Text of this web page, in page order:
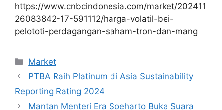
https://www.cnbcindonesia.com/market/202411
26083842-17-591112/harga-volatil-bei-
pelototi-perdagangan-saham-tron-dan-mang
Kategori
Market
PTBA Raih Platinum di Asia Sustainability
Reporting Rating 2024
Mantan Menteri Era Soeharto Buka Suara